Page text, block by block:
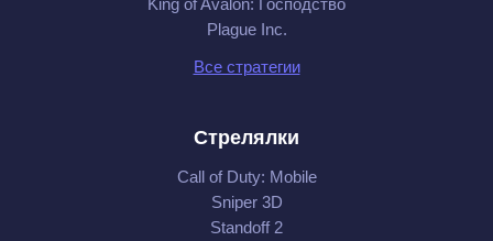
Plague Inc.
Все стратегии
Стрелялки
Call of Duty: Mobile
Sniper 3D
Standoff 2